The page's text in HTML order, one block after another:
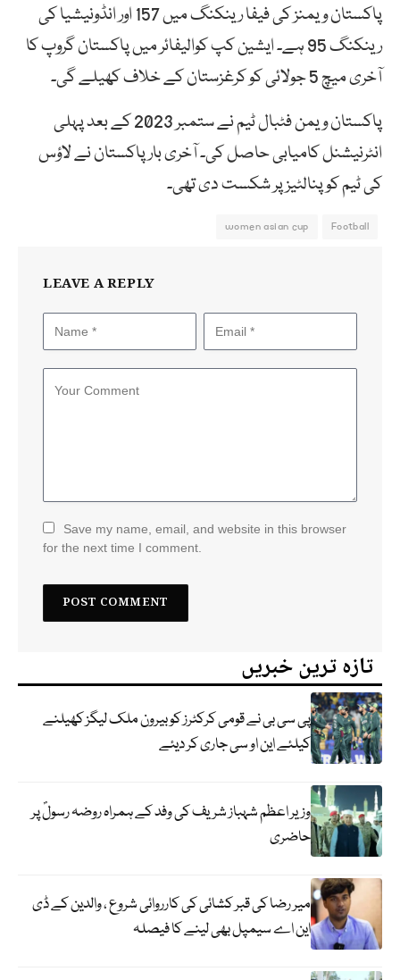
پاکستان ویمنز کی فیفا رینکنگ میں 157 اور انڈونیشیا کی
رینکنگ 95 ہے۔ ایشین کپ کوالیفائر میں پاکستان گروپ کا
آخری میچ 5 جولائی کو کرغزستان کے خلاف کھیلے گی۔
پاکستان ویمن فٹبال ٹیم نے ستمبر 2023 کے بعد پہلی
انٹرنیشنل کامیابی حاصل کی۔ آخری بار پاکستان نے لاؤس
کی ٹیم کو پنالٹیز پر شکست دی تھی۔
Football
women asian cup
LEAVE A REPLY
Save my name, email, and website in this browser
for the next time I comment.
تازہ ترین خبریں
پی سی بی نے قومی کرکٹرز کو بیرون ملک لیگز کھیلنے
کیلئے این او سی جاری کر دیئے
وزیر اعظم شہباز شریف کی وفد کے ہمراہ روضہ رسولؐ پر
حاضری
میر رضا کی قبر کشائی کی کارروائی شروع ، والدین کے ڈی
این اے سیمپل بھی لینے کا فیصلہ